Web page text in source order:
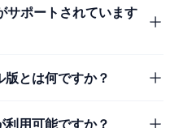
サポートされています
とは何ですか？
用可能ですか？